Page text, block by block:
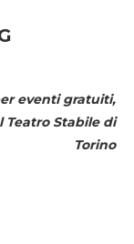
eventi gratuiti,
Teatro Stabile di
Torino